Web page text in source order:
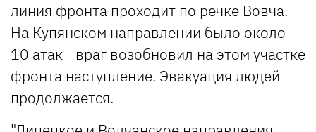
линия фронта проходит по речке Вовча.
На Купянском направлении было около
10 атак - враг возобновил на этом участке
фронта наступление. Эвакуация людей
продолжается.